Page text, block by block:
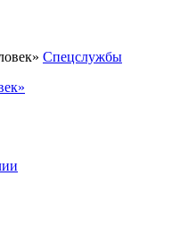
Спецслужбы